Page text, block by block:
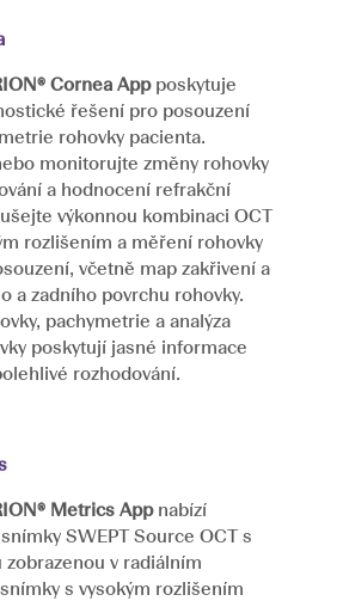
Cornea Appposkytuje
řešení pro posouzení
rohovky pacienta.
monitorujte změny rohovky
a hodnocení refrakční
výkonnou kombinaci OCT
rozlišením a měření rohovky
včetně map zakřivení a
a zadního povrchu rohovky.
pachymetrie a analýza
poskytují jasné informace
rozhodování.
Metrics Appnabízí
SWEPT Source OCT s
v radiálním
s vysokým rozlišením